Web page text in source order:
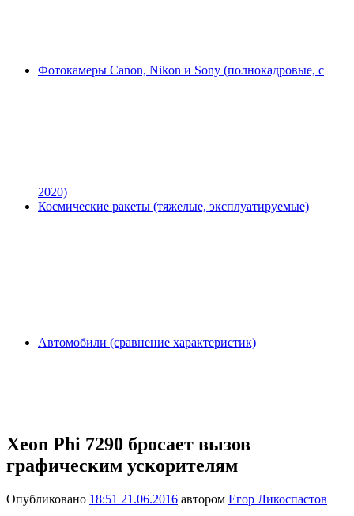
Фотокамеры Canon, Nikon и Sony (полнокадровые, с
2020)
Космические ракеты (тяжелые, эксплуатируемые)
Автомобили (сравнение характеристик)
Xeon Phi 7290 бросает вызов
графическим ускорителям
Опубликовано 18:51 21.06.2016 автором Егор Ликоспастов